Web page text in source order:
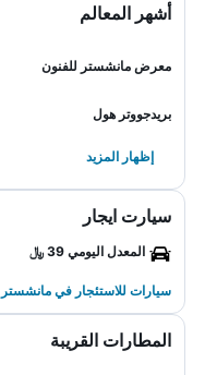
أشهر المعالم
معرض مانشستر للفنون
بريدجووتر هول
إظهار المزيد
سيارت ايجار
المعدل اليومي 39 ﷼
سيارات للاستئجار في مانشستر
المطارات القريبة